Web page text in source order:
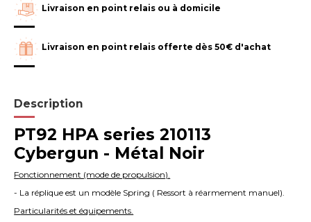
Livraison en point relais ou à domicile
Livraison en point relais offerte dès 50€ d'achat
Description
PT92 HPA series 210113
Cybergun - Métal Noir
Fonctionnement (mode de propulsion).
- La réplique est un modèle Spring ( Ressort à réarmement manuel).
Particularités et équipements.